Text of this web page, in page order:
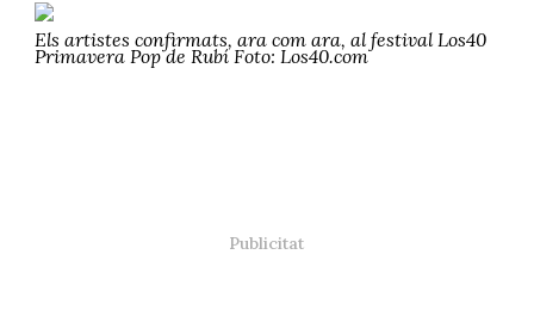
Els artistes confirmats, ara com ara, al festival Los40
Primavera Pop de Rubí Foto: Los40.com